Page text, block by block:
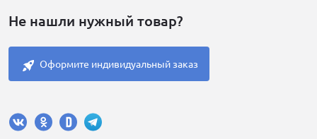
Не нашли нужный товар?
Оформите индивидуальный заказ